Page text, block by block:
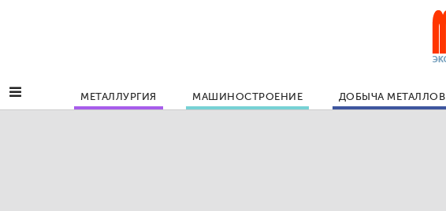
МЕТАЛЛУРГИЯ МАШИНОСТРОЕНИЕ ДОБЫЧА МЕТАЛЛОВ